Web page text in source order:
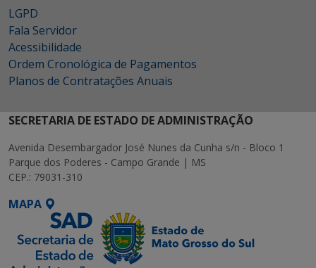
LGPD
Fala Servidor
Acessibilidade
Ordem Cronológica de Pagamentos
Planos de Contratações Anuais
SECRETARIA DE ESTADO DE ADMINISTRAÇÃO
Avenida Desembargador José Nunes da Cunha s/n - Bloco 1
Parque dos Poderes - Campo Grande | MS
CEP.: 79031-310
MAPA